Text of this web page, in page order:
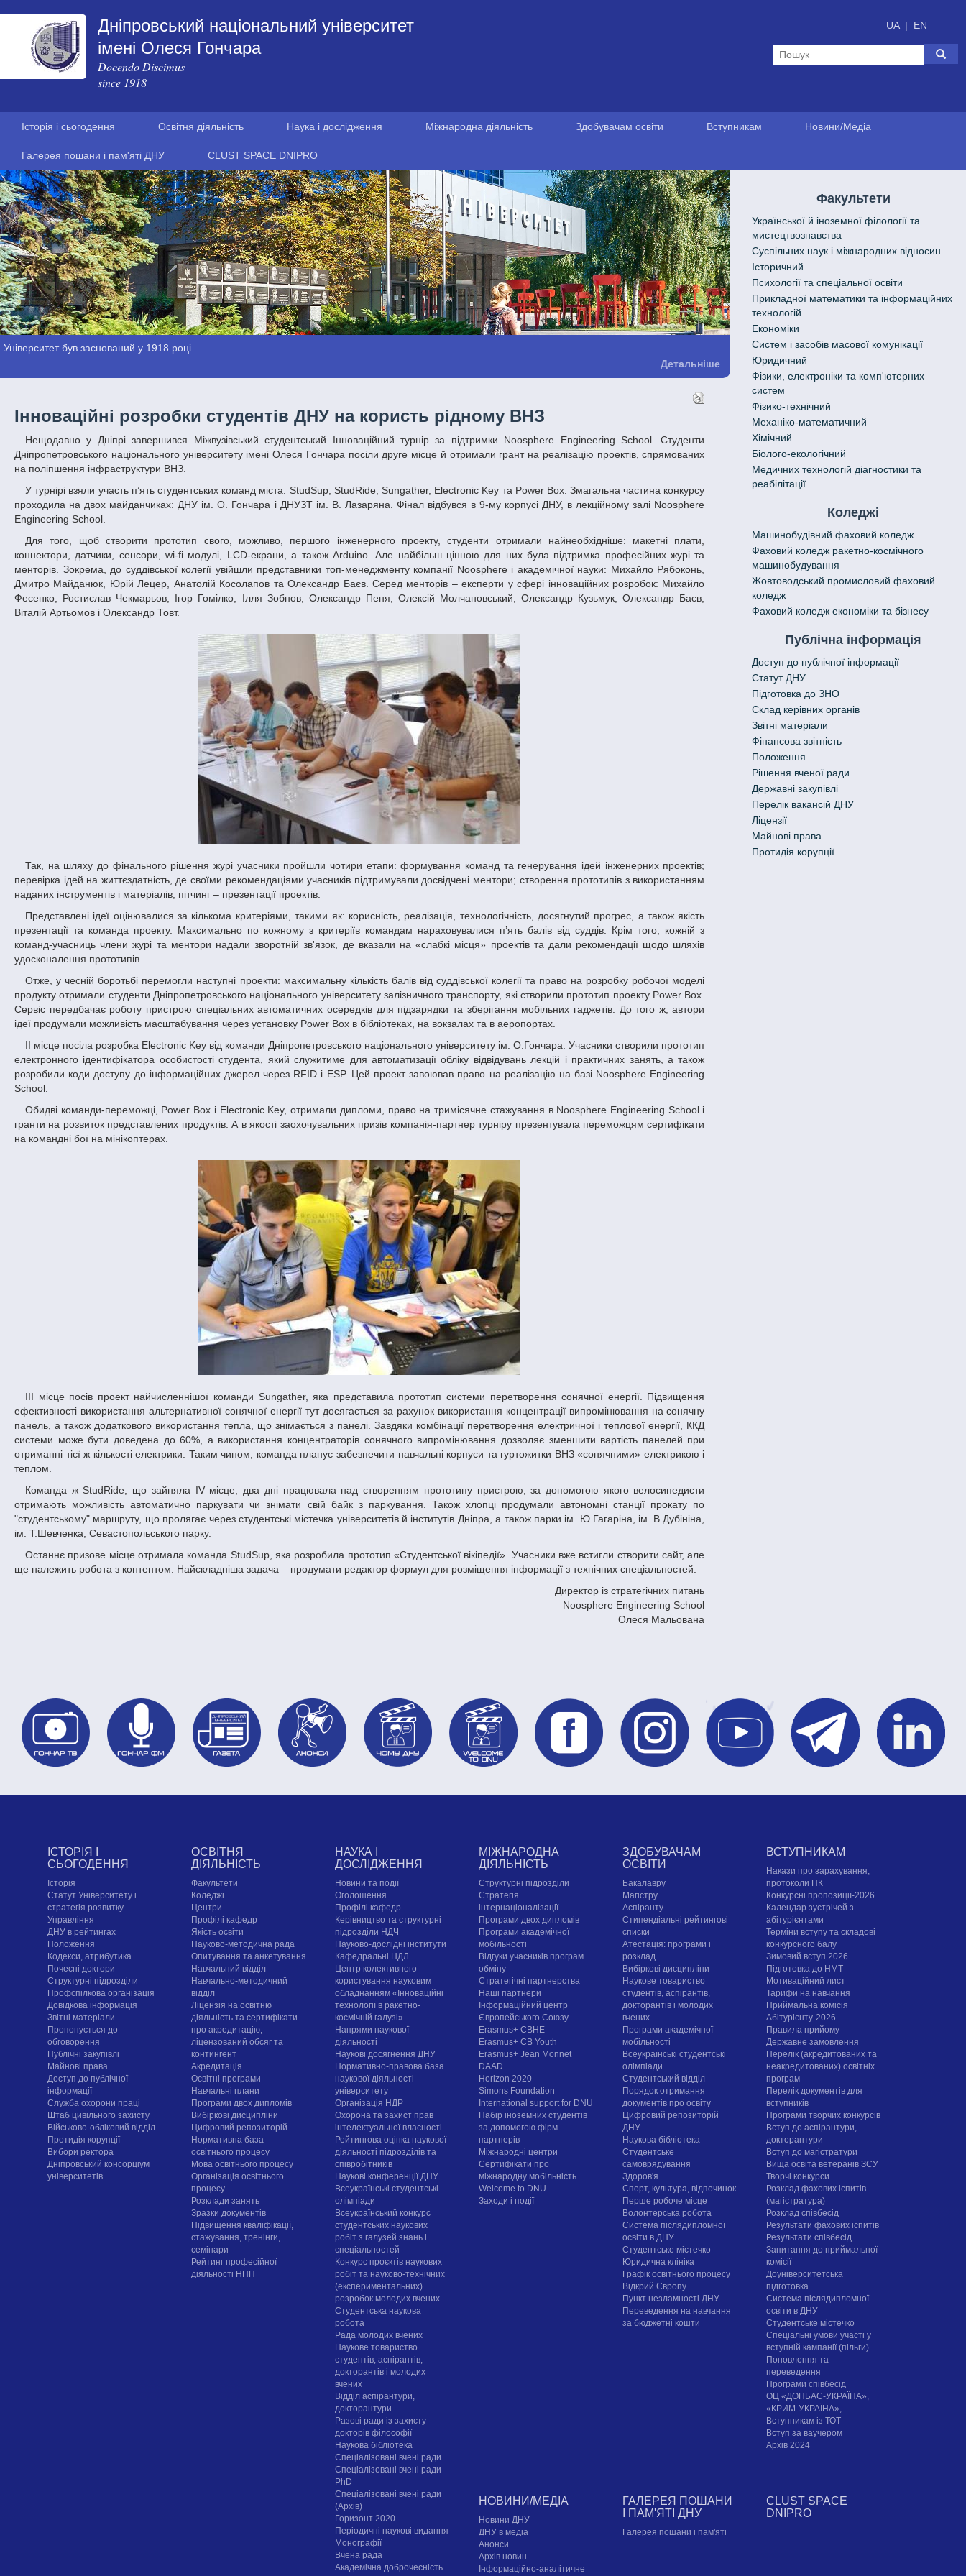
Дніпровський національний університет
імені Олеся Гончара
Docendo Discimus
since 1918
UA | EN
Історія і сьогодення Освітня діяльність Наука і дослідження Міжнародна діяльність Здобувачам освіти Вступникам Новини/Медіа
Галерея пошани і пам'яті ДНУ CLUST SPACE DNIPRO
Університет був заснований у 1918 році ...
Детальніше
Інноваційні розробки студентів ДНУ на користь рідному ВНЗ
Нещодавно у Дніпрі завершився Міжвузівський студентський Інноваційний турнір за підтримки Noosphere Engineering School. Студенти
Дніпропетровського національного університету імені Олеся Гончара посіли друге місце й отримали грант на реалізацію проектів, спрямованих
на поліпшення інфраструктури ВНЗ.
У турнірі взяли участь п’ять студентських команд міста: StudSup, StudRide, Sungather, Electronic Key та Power Box. Змагальна частина конкурсу
проходила на двох майданчиках: ДНУ ім. О. Гончара і ДНУЗТ ім. В. Лазаряна. Фінал відбувся в 9-му корпусі ДНУ, в лекційному залі Noosphere
Engineering School.
Для того, щоб створити прототип свого, можливо, першого інженерного проекту, студенти отримали найнеобхідніше: макетні плати,
коннектори, датчики, сенсори, wi-fi модулі, LCD-екрани, а також Arduino. Але найбільш цінною для них була підтримка професійних журі та
менторів. Зокрема, до суддівської колегії увійшли представники топ-менеджменту компанії Noosphere і академічної науки: Михайло Рябоконь,
Дмитро Майданюк, Юрій Лецер, Анатолій Косолапов та Олександр Баєв. Серед менторів – експерти у сфері інноваційних розробок: Михайло
Фесенко, Ростислав Чекмарьов, Ігор Гомілко, Ілля Зобнов, Олександр Пеня, Олексій Молчановський, Олександр Кузьмук, Олександр Баєв,
Віталій Артьомов і Олександр Товт.
Так, на шляху до фінального рішення журі учасники пройшли чотири етапи: формування команд та генерування ідей інженерних проектів;
перевірка ідей на життєздатність, де своїми рекомендаціями учасників підтримували досвідчені ментори; створення прототипів з використанням
наданих інструментів і матеріалів; пітчинг – презентації проектів.
Представлені ідеї оцінювалися за кількома критеріями, такими як: корисність, реалізація, технологічність, досягнутий прогрес, а також якість
презентації та команда проекту. Максимально по кожному з критеріїв командам нараховувалися п’ять балів від суддів. Крім того, кожній з
команд-учасниць члени журі та ментори надали зворотній зв'язок, де вказали на «слабкі місця» проектів та дали рекомендації щодо шляхів
удосконалення прототипів.
Отже, у чесній боротьбі перемогли наступні проекти: максимальну кількість балів від суддівської колегії та право на розробку робочої моделі
продукту отримали студенти Дніпропетровського національного університету залізничного транспорту, які створили прототип проекту Power Box.
Сервіс передбачає роботу пристрою спеціальних автоматичних осередків для підзарядки та зберігання мобільних гаджетів. До того ж, автори
ідеї продумали можливість масштабування через установку Power Box в бібліотеках, на вокзалах та в аеропортах.
ІІ місце посіла розробка Electronic Key від команди Дніпропетровського національного університету ім. О.Гончара. Учасники створили прототип
електронного ідентифікатора особистості студента, який служитиме для автоматизації обліку відвідувань лекцій і практичних занять, а також
розробили коди доступу до інформаційних джерел через RFID і ESP. Цей проект завоював право на реалізацію на базі Noosphere Engineering
School.
Обидві команди-переможці, Power Box і Electronic Key, отримали дипломи, право на тримісячне стажування в Noosphere Engineering School і
гранти на розвиток представлених продуктів. А в якості заохочувальних призів компанія-партнер турніру презентувала переможцям сертифікати
на командні бої на мінікоптерах.
ІІІ місце посів проект найчисленнішої команди Sungather, яка представила прототип системи перетворення сонячної енергії. Підвищення
ефективності використання альтернативної сонячної енергії тут досягається за рахунок використання концентрації випромінювання на сонячну
панель, а також додаткового використання тепла, що знімається з панелі. Завдяки комбінації перетворення електричної і теплової енергії, ККД
системи може бути доведена до 60%, а використання концентраторів сонячного випромінювання дозволяє зменшити вартість панелей при
отриманні тієї ж кількості електрики. Таким чином, команда планує забезпечити навчальні корпуси та гуртожитки ВНЗ «сонячними» електрикою і
теплом.
Команда ж StudRide, що зайняла IV місце, два дні працювала над створенням прототипу пристрою, за допомогою якого велосипедисти
отримають можливість автоматично паркувати чи знімати свій байк з паркування. Також хлопці продумали автономні станції прокату по
"студентському" маршруту, що пролягає через студентські містечка університетів й інститутів Дніпра, а також парки ім. Ю.Гагаріна, ім. В.Дубініна,
ім. Т.Шевченка, Севастопольського парку.
Останнє призове місце отримала команда StudSup, яка розробила прототип «Студентської вікіпедії». Учасники вже встигли створити сайт, але
ще належить робота з контентом. Найскладніша задача – продумати редактор формул для розміщення інформації з технічних спеціальностей.
Директор із стратегічних питань
Noosphere Engineering School
Олеся Мальована
Факультети
Української й іноземної філології та
мистецтвознавства
Cуспільних наук і міжнародних відносин
Історичний
Психології та спеціальної освіти
Прикладної математики та інформаційних
технологій
Економіки
Систем і засобів масової комунікації
Юридичний
Фізики, електроніки та комп'ютерних
систем
Фізико-технічний
Механіко-математичний
Хімічний
Біолого-екологічний
Медичних технологій діагностики та
реабілітації
Коледжі
Машинобудівний фаховий коледж
Фаховий коледж ракетно-космічного
машинобудування
Жовтоводський промисловий фаховий
коледж
Фаховий коледж економіки та бізнесу
Публічна інформація
Доступ до публічної інформації
Статут ДНУ
Підготовка до ЗНО
Склад керівних органів
Звітні матеріали
Фінансова звітність
Положення
Рішення вченої ради
Державні закупівлі
Перелік вакансій ДНУ
Ліцензії
Майнові права
Протидія корупції
ІСТОРІЯ І
СЬОГОДЕННЯ
Історія
Статут Університету і
стратегія розвитку
Управління
ДНУ в рейтингах
Положення
Кодекси, атрибутика
Почесні доктори
Структурні підрозділи
Профспілкова організація
Довідкова інформація
Звітні матеріали
Пропонується до
обговорення
Публічні закупівлі
Майнові права
Доступ до публічної
інформації
Служба охорони праці
Штаб цивільного захисту
Військово-обліковий відділ
Протидія корупції
Вибори ректора
Дніпровський консорціум
університетів
ОСВІТНЯ
ДІЯЛЬНІСТЬ
Факультети
Коледжі
Центри
Профілі кафедр
Якість освіти
Науково-методична рада
Опитування та анкетування
Навчальний відділ
Навчально-методичний
відділ
Ліцензія на освітню
діяльність та сертифікати
про акредитацію,
ліцензований обсяг та
контингент
Акредитація
Освітні програми
Навчальні плани
Програми двох дипломів
Вибіркові дисципліни
Цифровий репозиторій
Нормативна база
освітнього процесу
Мова освітнього процесу
Організація освітнього
процесу
Розклади занять
Зразки документів
Підвищення кваліфікації,
стажування, тренінги,
семінари
Рейтинг професійної
діяльності НПП
НАУКА І
ДОСЛІДЖЕННЯ
Новини та події
Оголошення
Профілі кафедр
Керівництво та структурні
підрозділи НДЧ
Науково-дослідні інститути
Кафедральні НДЛ
Центр колективного
користування науковим
обладнанням «Інноваційні
технології в ракетно-
космічній галузі»
Напрями наукової
діяльності
Наукові досягнення ДНУ
Нормативно-правова база
наукової діяльності
університету
Організація НДР
Охорона та захист прав
інтелектуальної власності
Рейтингова оцінка наукової
діяльності підрозділів та
співробітників
Наукові конференції ДНУ
Всеукраїнські студентські
олімпіади
Всеукраїнський конкурс
студентських наукових
робіт з галузей знань і
спеціальностей
Конкурс проєктів наукових
робіт та науково-технічних
(експериментальних)
розробок молодих вчених
Студентська наукова
робота
Рада молодих вчених
Наукове товариство
студентів, аспірантів,
докторантів і молодих
вчених
Відділ аспірантури,
докторантури
Разові ради із захисту
докторів філософії
Наукова бібліотека
Спеціалізовані вчені ради
Спеціалізовані вчені ради
PhD
Спеціалізовані вчені ради
(Архів)
Горизонт 2020
Періодичні наукові видання
Монографії
Вчена рада
Академічна доброчесність
МІЖНАРОДНА
ДІЯЛЬНІСТЬ
Структурні підрозділи
Стратегія
інтернаціоналізації
Програми двох дипломів
Програми академічної
мобільності
Відгуки учасників програм
обміну
Стратегічні партнерства
Наші партнери
Інформаційний центр
Європейського Союзу
Erasmus+ CBHE
Erasmus+ CB Youth
Erasmus+ Jean Monnet
DAAD
Horizon 2020
Simons Foundation
International support for DNU
Набір іноземних студентів
за допомогою фірм-
партнерів
Міжнародні центри
Сертифікати про
міжнародну мобільність
Welcome to DNU
Заходи і події
ЗДОБУВАЧАМ
ОСВІТИ
Бакалавру
Магістру
Аспіранту
Стипендіальні рейтингові
списки
Атестація: програми і
розклад
Вибіркові дисципліни
Наукове товариство
студентів, аспірантів,
докторантів і молодих
вчених
Програми академічної
мобільності
Всеукраїнські студентські
олімпіади
Студентський відділ
Порядок отримання
документів про освіту
Цифровий репозиторій
ДНУ
Наукова бібліотека
Студентське
самоврядування
Здоров'я
Спорт, культура, відпочинок
Перше робоче місце
Волонтерська робота
Система післядипломної
освіти в ДНУ
Cтудентське містечко
Юридична клініка
Графік освітнього процесу
Відкрий Європу
Пункт незламності ДНУ
Переведення на навчання
за бюджетні кошти
ВСТУПНИКАМ
Накази про зарахування,
протоколи ПК
Конкурсні пропозиції-2026
Календар зустрічей з
абітурієнтами
Терміни вступу та складові
конкурсного балу
Зимовий вступ 2026
Підготовка до НМТ
Мотиваційний лист
Тарифи на навчання
Приймальна комісія
Абітурієнту-2026
Правила прийому
Державне замовлення
Перелік (акредитованих та
неакредитованих) освітніх
програм
Перелік документів для
вступників
Програми творчих конкурсiв
Вступ до аспірантури,
докторантури
Вступ до магістратури
Вища освіта ветеранів ЗСУ
Творчі конкурси
Розклад фахових іспитів
(магістратура)
Розклад співбесід
Результати фахових іспитів
Результати співбесід
Запитання до приймальної
комісії
Доуніверситетська
підготовка
Система післядипломної
освіти в ДНУ
Cтудентське містечко
Спеціальні умови участі у
вступній кампанії (пільги)
Поновлення та
переведення
Програми співбесід
ОЦ «ДОНБАС-УКРАЇНА»,
«КРИМ-УКРАЇНА»,
Вступникам із ТОТ
Вступ за ваучером
Архів 2024
НОВИНИ/МЕДІА
Новини ДНУ
ДНУ в медіа
Анонси
Архів новин
Інформаційно-аналітичне
ГАЛЕРЕЯ ПОШАНИ
І ПАМ'ЯТІ ДНУ
Галерея пошани і пам'яті
CLUST SPACE
DNIPRO